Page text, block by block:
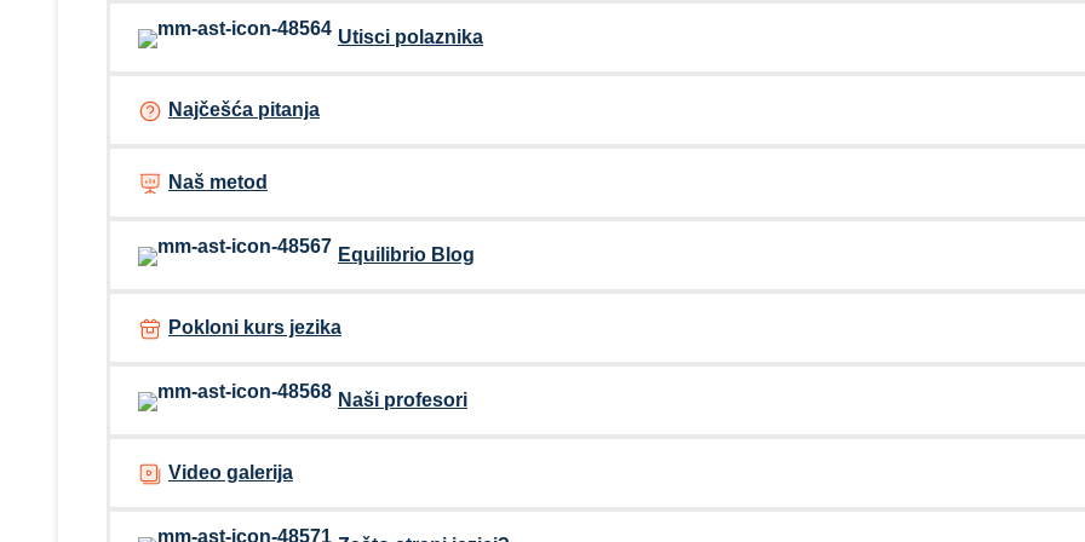
Utisci polaznika
Najčešća pitanja
Naš metod
Equilibrio Blog
Pokloni kurs jezika
Naši profesori
Video galerija